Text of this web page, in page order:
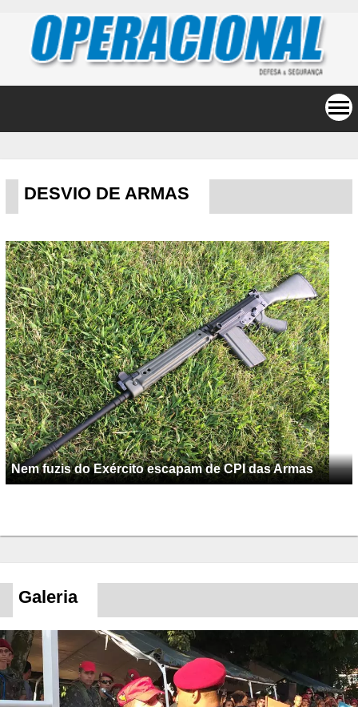
DESVIO DE ARMAS
Nem fuzis do Exército escapam de CPI das Armas
Galeria